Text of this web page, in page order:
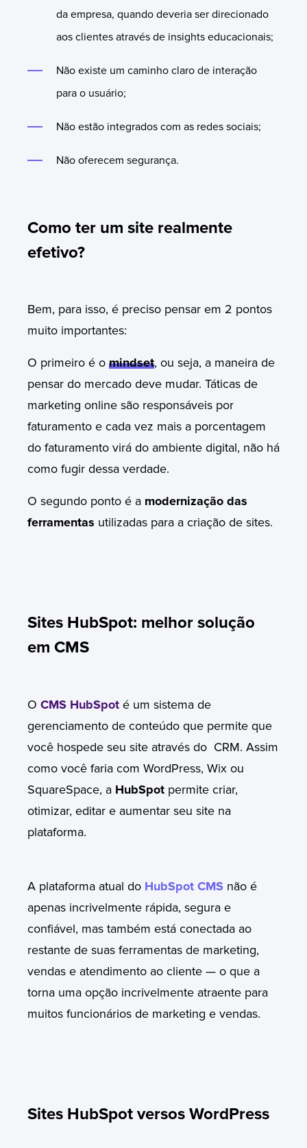
da empresa, quando deveria ser direcionado
aos clientes através de insights educacionais;
Não existe um caminho claro de interação
para o usuário;
Não estão integrados com as redes sociais;
Não oferecem segurança.
Como ter um site realmente
efetivo?
Bem, para isso, é preciso pensar em 2 pontos
muito importantes:
O primeiro é o mindset, ou seja, a maneira de
pensar do mercado deve mudar. Táticas de
marketing online são responsáveis por
faturamento e cada vez mais a porcentagem
do faturamento virá do ambiente digital, não há
como fugir dessa verdade.
O segundo ponto é a modernização das
ferramentas utilizadas para a criação de sites.
Sites HubSpot: melhor solução
em CMS
O CMS HubSpot é um sistema de
gerenciamento de conteúdo que permite que
você hospede seu site através do CRM. Assim
como você faria com WordPress, Wix ou
SquareSpace, a HubSpot permite criar,
otimizar, editar e aumentar seu site na
plataforma.
A plataforma atual do HubSpot CMS não é
apenas incrivelmente rápida, segura e
confiável, mas também está conectada ao
restante de suas ferramentas de marketing,
vendas e atendimento ao cliente — o que a
torna uma opção incrivelmente atraente para
muitos funcionários de marketing e vendas.
Sites HubSpot versos WordPress